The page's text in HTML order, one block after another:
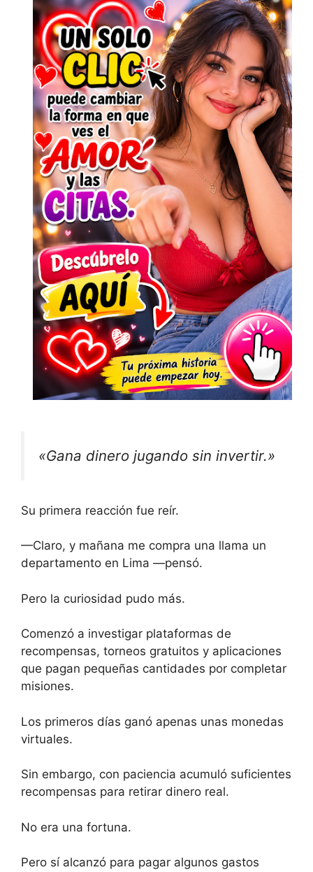
«Gana dinero jugando sin invertir.»
Su primera reacción fue reír.
—Claro, y mañana me compra una llama un
departamento en Lima —pensó.
Pero la curiosidad pudo más.
Comenzó a investigar plataformas de
recompensas, torneos gratuitos y aplicaciones
que pagan pequeñas cantidades por completar
misiones.
Los primeros días ganó apenas unas monedas
virtuales.
Sin embargo, con paciencia acumuló suficientes
recompensas para retirar dinero real.
No era una fortuna.
Pero sí alcanzó para pagar algunos gastos